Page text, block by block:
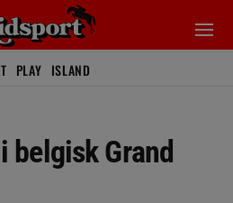
PLAY ISLAND
belgisk Grand